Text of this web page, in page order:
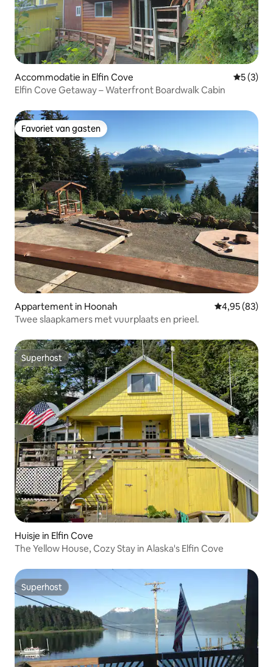
Accommodatie in Elfin Cove
5 (3)
Elfin Cove Getaway – Waterfront Boardwalk Cabin
Favoriet van gasten
Favoriet van gasten
Appartement in Hoonah Gemiddelde
4,95 (83)
Twee slaapkamers met vuurplaats en prieel.
Superhost
Superhost
Huisje in Elfin Cove
The Yellow House, Cozy Stay in Alaska's Elfin Cove
Superhost
Superhost